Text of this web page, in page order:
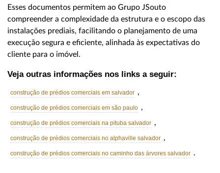
Esses documentos permitem ao Grupo JSouto
compreender a complexidade da estrutura e o escopo das
instalações prediais, facilitando o planejamento de uma
execução segura e eficiente, alinhada às expectativas do
cliente para o imóvel.
Veja outras informações nos links a seguir:
construção de prédios comerciais em salvador ,
construção de prédios comerciais em são paulo ,
construção de prédios comerciais na pituba salvador ,
construção de prédios comerciais no alphaville salvador ,
construção de prédios comerciais no caminho das árvores salvador .